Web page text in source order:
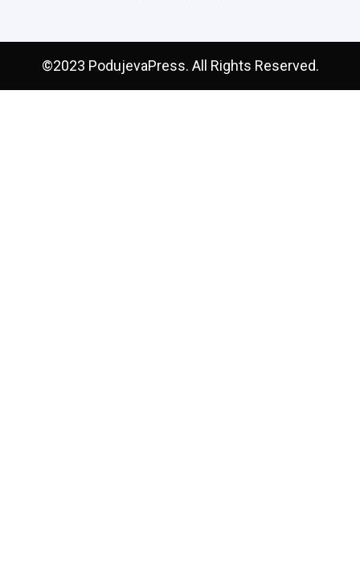
©2023 PodujevaPress. All Rights Reserved.